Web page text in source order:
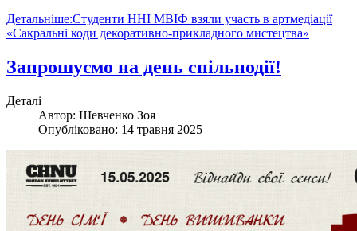
Детальніше:Студенти ННІ МВІФ взяли участь в артмедіації
«Сакральні коди декоративно-прикладного мистецтва»
Запрошуємо на день спільнодії!
Деталі
Автор: Шевченко Зоя
Опубліковано: 14 травня 2025